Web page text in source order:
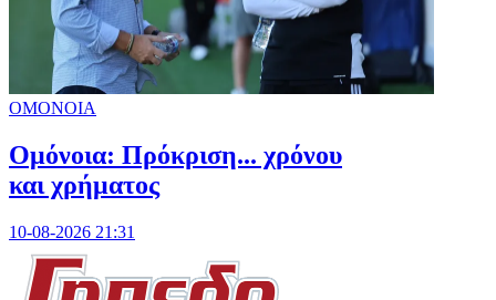
ΟΜΟΝΟΙΑ
Ομόνοια: Πρόκριση... χρόνου
και χρήματος
10-08-2026 21:31